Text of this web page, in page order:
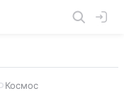
Космос